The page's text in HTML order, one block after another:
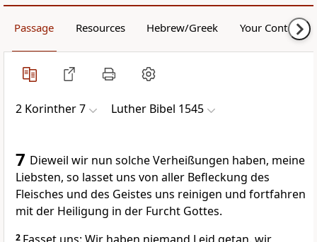
Passage Resources Hebrew/Greek Your Content
2 Korinther 7 Luther Bibel 1545
7 Dieweil wir nun solche Verheißungen haben, meine
Liebsten, so lasset uns von aller Befleckung des
Fleisches und des Geistes uns reinigen und fortfahren
mit der Heiligung in der Furcht Gottes.
2